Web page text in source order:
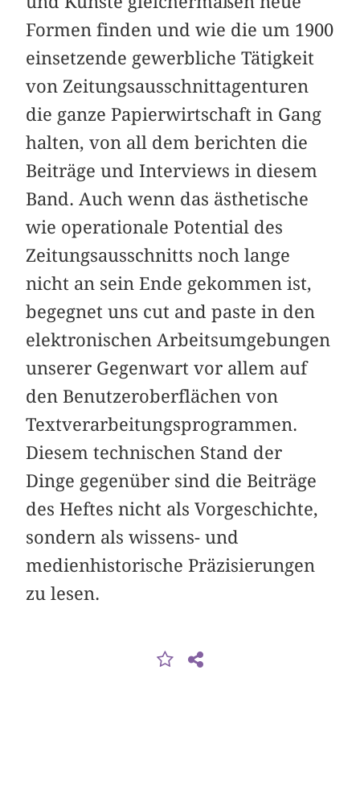
Formen finden und wie die um 1900
einsetzende gewerbliche Tätigkeit
von Zeitungsausschnittagenturen
die ganze Papierwirtschaft in Gang
halten, von all dem berichten die
Beiträge und Interviews in diesem
Band. Auch wenn das ästhetische
wie operationale Potential des
Zeitungsausschnitts noch lange
nicht an sein Ende gekommen ist,
begegnet uns cut and paste in den
elektronischen Arbeitsumgebungen
unserer Gegenwart vor allem auf
den Benutzeroberflächen von
Textverarbeitungsprogrammen.
Diesem technischen Stand der
Dinge gegenüber sind die Beiträge
des Heftes nicht als Vorgeschichte,
sondern als wissens- und
medienhistorische Präzisierungen
zu lesen.